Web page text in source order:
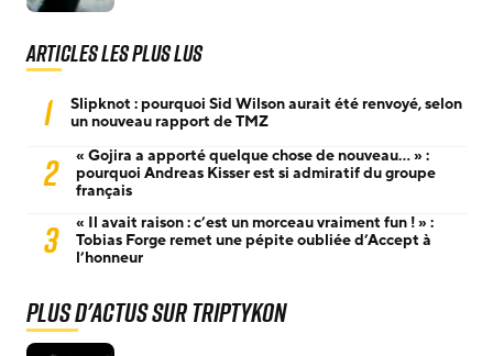
Articles les plus lus
1
Slipknot : pourquoi Sid Wilson aurait été renvoyé, selon
un nouveau rapport de TMZ
2
« Gojira a apporté quelque chose de nouveau… » :
pourquoi Andreas Kisser est si admiratif du groupe
français
3
« Il avait raison : c’est un morceau vraiment fun ! » :
Tobias Forge remet une pépite oubliée d’Accept à
l’honneur
Plus d'actus sur Triptykon